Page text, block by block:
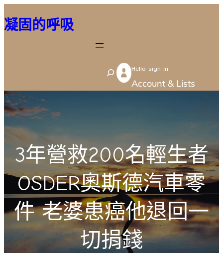
至
容
凝固的呼吸
S
e
h
Hello sign in
Account & Lists
3年營救200名輕生者
OSDER奧斯德汽車零
件 老婆患癌他退回一
切捐錢